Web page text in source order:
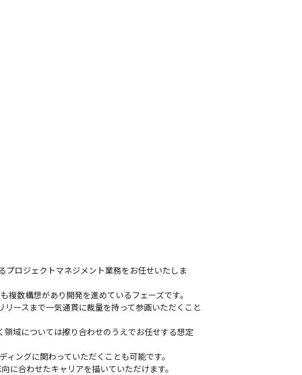
ロジェクトマネジメント業務をお任せいたしま
数構想があり開発を進めているフェーズです。
ースまで一気通貫に裁量を持って参画いただくこと
域については擦り合わせのうえでお任せする想定
ングに関わっていただくことも可能です。
に合わせたキャリアを描いていただけます。